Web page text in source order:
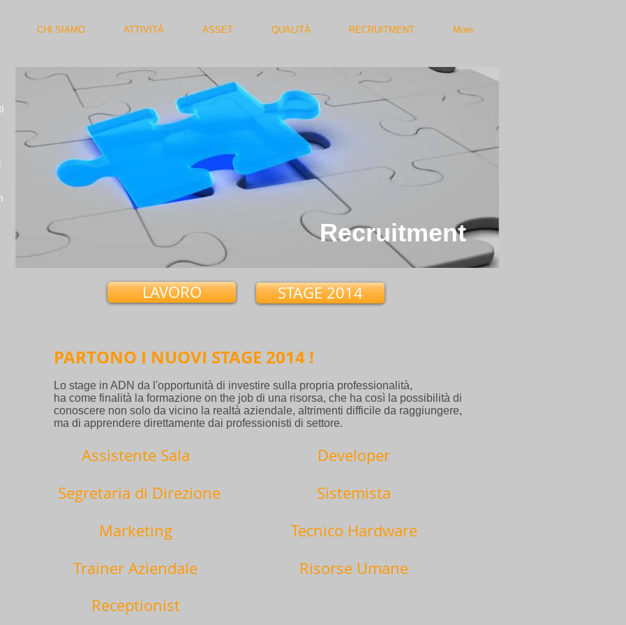
CHI SIAMO ATTIVITÀ ASSET QUALITÀ RECRUITMENT More
Gli Asset
Recruitment
STAGE 2014
LAVORO
PARTONO I NUOVI STAGE 2014 !
Lo stage in ADN da l'opportunità di investire sulla propria professionalità,
ha come finalità la formazione on the job di una risorsa, che ha così la possibilità di
conoscere non solo da vicino la realtà aziendale, altrimenti difficile da raggiungere,
ma di apprendere direttamente dai professionisti di settore.
Assistente Sala
Segretaria di Direzione
Marketing
Trainer Aziendale
Receptionist
Developer
Sistemista
Tecnico Hardware
Risorse Umane